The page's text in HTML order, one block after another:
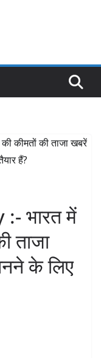
भारत में
ताजा
के लिए